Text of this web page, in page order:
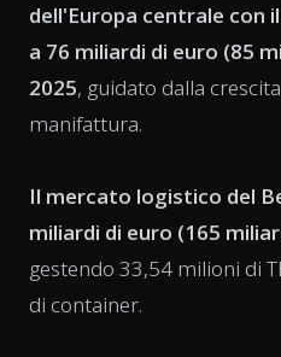
dell'Europa centrale con
a 76 miliardi di euro (85
2025, guidato dalla
manifattura.
Il mercato logistico del
miliardi di euro (165
gestendo 33,54 milioni di
di container.